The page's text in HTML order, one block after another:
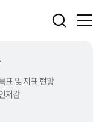
표 및 지표 현황
저감